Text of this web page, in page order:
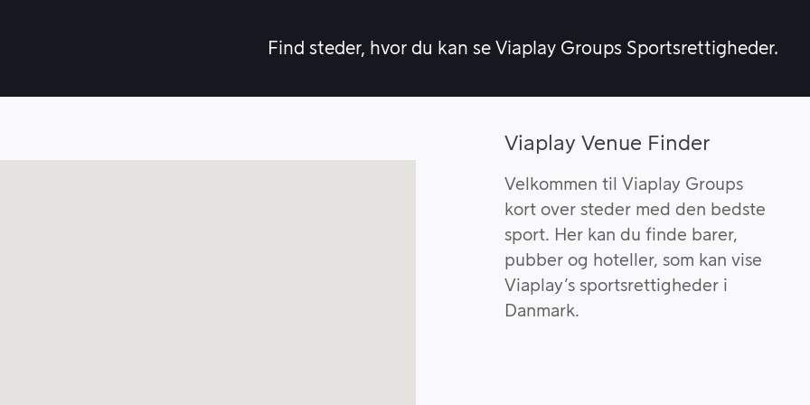
Find steder, hvor du kan se Viaplay Groups Sportsrettigheder.
Viaplay Venue Finder
Velkommen til Viaplay Groups
kort over steder med den bedste
sport. Her kan du finde barer,
pubber og hoteller, som kan vise
Viaplay’s sportsrettigheder i
Danmark.